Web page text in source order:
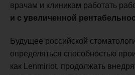
врачам и клиникам работать
и с увеличенной
Будущее российской
определяться способностью
как Lenmiriot, продолжать